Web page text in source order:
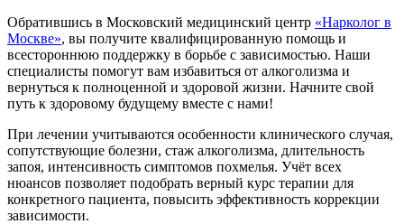
Обратившись в Московский медицинский центр «Нарколог в
Москве», вы получите квалифицированную помощь и
всестороннюю поддержку в борьбе с зависимостью. Наши
специалисты помогут вам избавиться от алкоголизма и
вернуться к полноценной и здоровой жизни. Начните свой
путь к здоровому будущему вместе с нами!
При лечении учитываются особенности клинического случая,
сопутствующие болезни, стаж алкоголизма, длительность
запоя, интенсивность симптомов похмелья. Учёт всех
нюансов позволяет подобрать верный курс терапии для
конкретного пациента, повысить эффективность коррекции
зависимости.